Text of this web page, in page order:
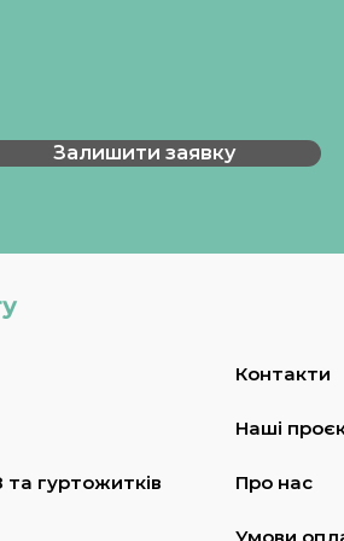
Залишити заявку
гуртожитків
Контакти
Наші
Про нас